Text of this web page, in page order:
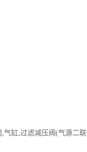
缸,过滤减压阀(气源二